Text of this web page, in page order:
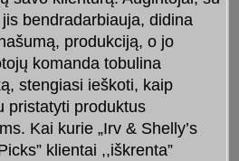
bendradarbiauja, didina
produkciją, o jo
komanda tobulina
stengiasi ieškoti, kaip
pristatyti produktus
Kai kurie „Irv & Shelly’s
klientai ,,iškrenta”